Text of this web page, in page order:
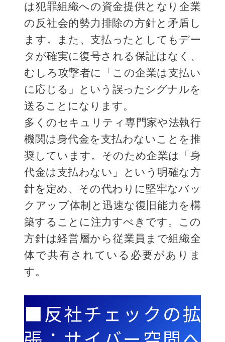
は犯罪組織への資金提供となり企業
の反社会的勢力排除の方針と矛盾し
ます。また、支払ったとしてもデー
タが確実に復号される保証はなく、
むしろ攻撃者に「この企業は支払い
に応じる」という誤ったシグナルを
送ることになります。
多くのセキュリティ専門家や法執行
機関は身代金を支払わないことを推
奨しています。そのため企業は「身
代金は支払わない」という明確な方
針を定め、その代わりに堅牢なバッ
クアップ体制と迅速な復旧能力を構
築することに注力すべきです。この
方針は経営層から従業員まで組織全
体で共有されている必要がありま
す。
■反社チェックの拡